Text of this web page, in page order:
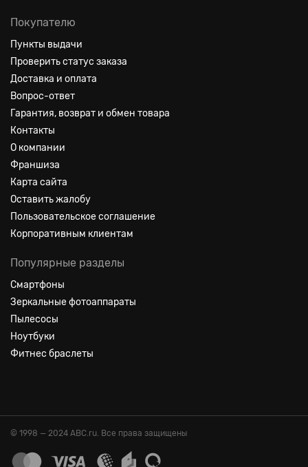
Покупателю
Пункты выдачи
Проверить статус заказа
Доставка и оплата
Вопрос-ответ
Гарантия, возврат и обмен товара
Контакты
О компании
Франшиза
Карта сайта
Оставить жалобу
Пользовательское соглашение
Корпоративным клиентам
Популярные разделы
Смартфоны
Зеркальные фотоаппараты
Пылесосы
Ноутбуки
Фитнес браслеты
© 1998 — 2024 ABC.ru. Все права защищены